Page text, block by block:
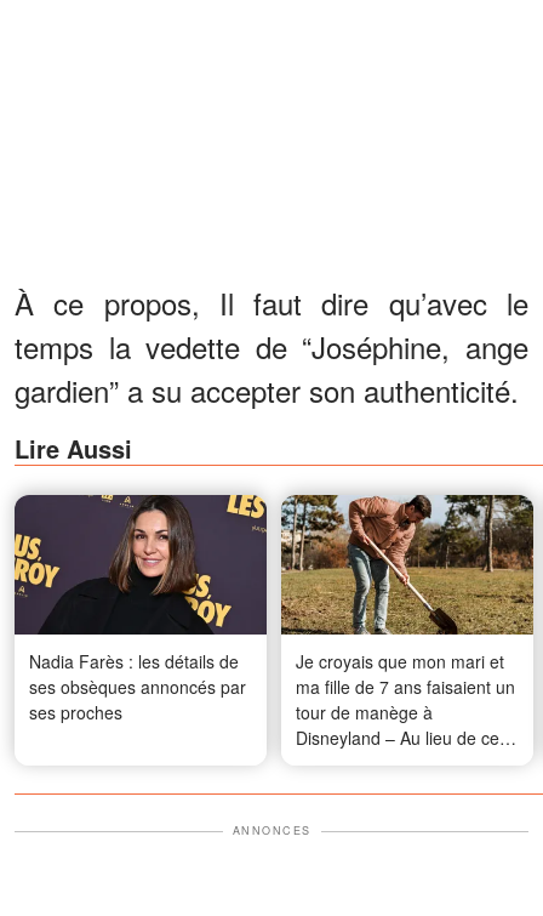
À ce propos, Il faut dire qu’avec le
temps la vedette de “Joséphine, ange
gardien” a su accepter son authenticité.
Lire Aussi
Nadia Farès : les détails de
ses obsèques annoncés par
ses proches
Je croyais que mon mari et
ma fille de 7 ans faisaient un
tour de manège à
Disneyland – Au lieu de cela,
je l’ai vu en train de creuser
quelque chose dans le sol
bord du lac
ANNONCES